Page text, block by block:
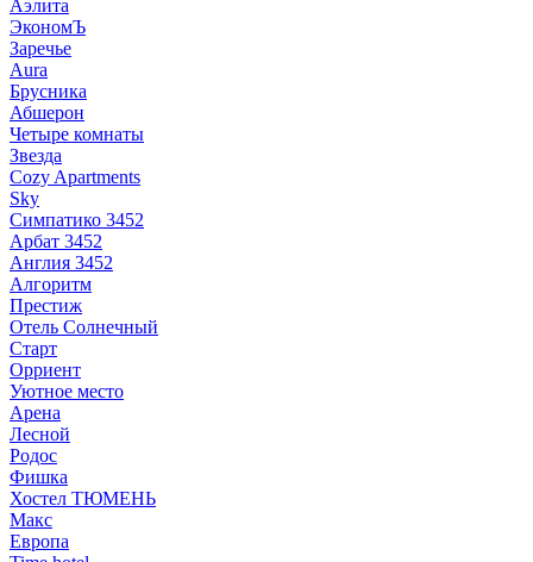
Аэлита
ЭкономЪ
Заречье
Aura
Брусника
Абшерон
Четыре комнаты
Звезда
Cozy Apartments
Sky
Симпатико 3452
Арбат 3452
Англия 3452
Алгоритм
Престиж
Отель Солнечный
Старт
Орриент
Уютное место
Арена
Лесной
Родос
Фишка
Хостел ТЮМЕНЬ
Макс
Европа